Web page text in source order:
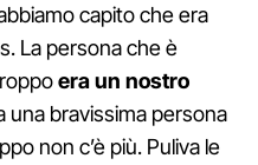
capito che era
La persona che è
era un nostro
una bravissima persona
non c’è più. Puliva le